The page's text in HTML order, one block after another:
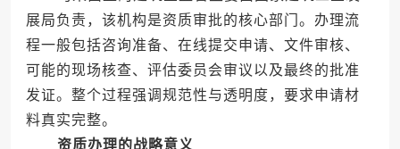
展局负责，该机构是资质审批的核心部门。办理流
程一般包括咨询准备、在线提交申请、文件审核、
可能的现场核查、评估委员会审议以及最终的批准
发证。整个过程强调规范性与透明度，要求申请材
料真实完整。
资质办理的战略意义